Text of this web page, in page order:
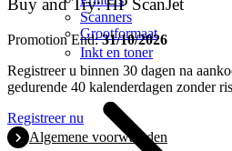
Scanners
Grootformaat
Inkt en toner
Buy and Try: HP ScanJet
Promotion End:31/10/2026
Registreer u binnen 30 dagen na
gedurende 40 kalenderdagen zonder
Registreer nu
Algemene voorwaarden